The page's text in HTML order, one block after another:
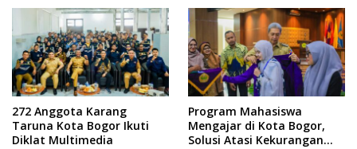
272 Anggota Karang
Taruna Kota Bogor Ikuti
Diklat Multimedia
Program Mahasiswa
Mengajar di Kota Bogor,
Solusi Atasi Kekurangan